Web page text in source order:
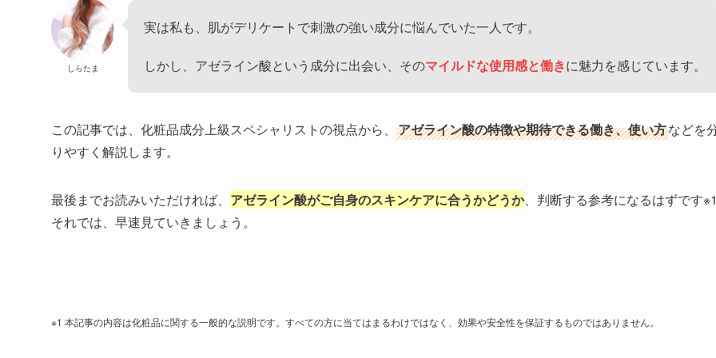
しらたま
実は私も、肌がデリケートで刺激の強い成分に悩んでいた一人です。
しかし、アゼライン酸という成分に出会い、そのマイルドな使用感と働きに魅力を感じています。
この記事では、化粧品成分上級スペシャリストの視点から、 アゼライン酸の特徴や期待できる働き、使い方などを
りやすく解説します。
最後までお読みいただければ、 アゼライン酸がご自身のスキンケアに合うかどうか、判断する参考になるはずです※1
それでは、早速見ていきましょう。
※1 本記事の内容は化粧品に関する一般的な説明です。すべての方に当てはまるわけではなく、効果や安全性を保証するものではありません。